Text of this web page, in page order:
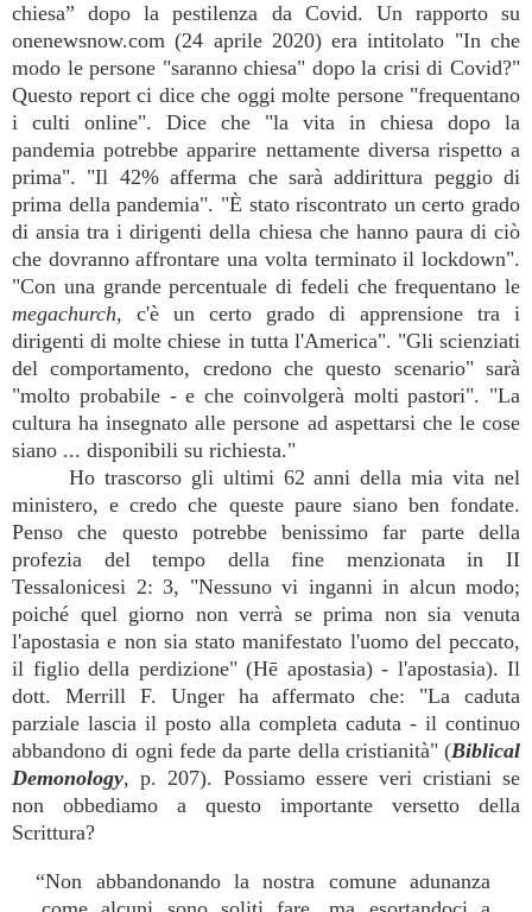
chiesa” dopo la pestilenza da Covid. Un rapporto su
onenewsnow.com (24 aprile 2020) era intitolato "In che
modo le persone "saranno chiesa" dopo la crisi di Covid?"
Questo report ci dice che oggi molte persone "frequentano
i culti online". Dice che "la vita in chiesa dopo la
pandemia potrebbe apparire nettamente diversa rispetto a
prima". "Il 42% afferma che sarà addirittura peggio di
prima della pandemia". "È stato riscontrato un certo grado
di ansia tra i dirigenti della chiesa che hanno paura di ciò
che dovranno affrontare una volta terminato il lockdown".
"Con una grande percentuale di fedeli che frequentano le
megachurch, c'è un certo grado di apprensione tra i
dirigenti di molte chiese in tutta l'America". "Gli scienziati
del comportamento, credono che questo scenario" sarà
"molto probabile - e che coinvolgerà molti pastori". "La
cultura ha insegnato alle persone ad aspettarsi che le cose
siano ... disponibili su richiesta."
Ho trascorso gli ultimi 62 anni della mia vita nel
ministero, e credo che queste paure siano ben fondate.
Penso che questo potrebbe benissimo far parte della
profezia del tempo della fine menzionata in II
Tessalonicesi 2: 3, "Nessuno vi inganni in alcun modo;
poiché quel giorno non verrà se prima non sia venuta
l'apostasia e non sia stato manifestato l'uomo del peccato,
il figlio della perdizione" (Hē apostasia) - l'apostasia). Il
dott. Merrill F. Unger ha affermato che: "La caduta
parziale lascia il posto alla completa caduta - il continuo
abbandono di ogni fede da parte della cristianità" (Biblical
Demonology, p. 207). Possiamo essere veri cristiani se
non obbediamo a questo importante versetto della
Scrittura?
“Non abbandonando la nostra comune adunanza